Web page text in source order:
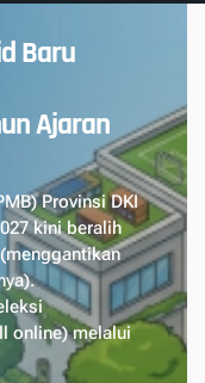
Baru
Ajaran
Provinsi DKI
kini beralih
online) melalui